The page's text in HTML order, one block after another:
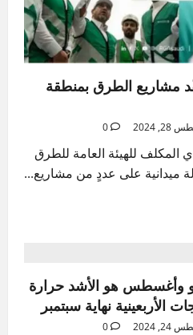
مشاريع الطرق بمنطقة
2024
0
المكلف للهيئة العامة للطرق
ميدانية على عددٍ من مشاريع...
وأغسطس هو الأشد حرارة
الأربعينية نهاية سبتمبر
2024
0